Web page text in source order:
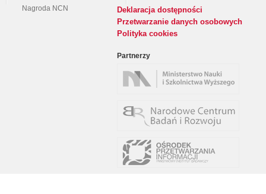
Nagroda NCN
Deklaracja dostępności
Przetwarzanie danych osobowych
Polityka cookies
Partnerzy